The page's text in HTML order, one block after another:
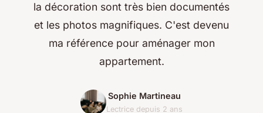
la décoration sont très bien documentés
et les photos magnifiques. C'est devenu
ma référence pour aménager mon
appartement.
Sophie Martineau
Lectrice depuis 2 ans